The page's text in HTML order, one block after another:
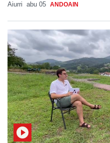
Aiurri abu 05 ANDOAIN